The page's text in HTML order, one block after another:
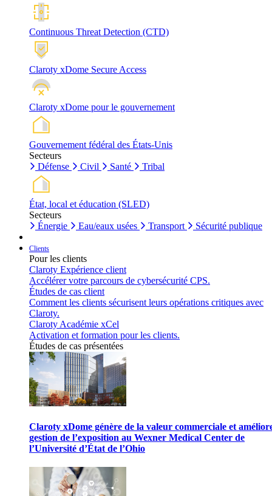
Continuous Threat Detection (CTD)
Claroty xDome Secure Access
Claroty xDome pour le gouvernement
Gouvernement fédéral des États-Unis
Secteurs
Défense
Civil Santé Tribal
État, local et éducation (SLED)
Secteurs
Énergie
Eau/eaux usées Transport Sécurité publique
Clients
Pour les clients
Claroty Expérience client
Accélérer votre parcours de cybersécurité CPS.
Études de cas client
Comment les clients sécurisent leurs opérations critiques avec
Claroty.
Claroty Académie xCel
Activation et formation pour les clients.
Études de cas présentées
Claroty xDome génère de la valeur commerciale et
gestion de l’exposition au Wexner Medical Center de
l’Université d’État de l’Ohio